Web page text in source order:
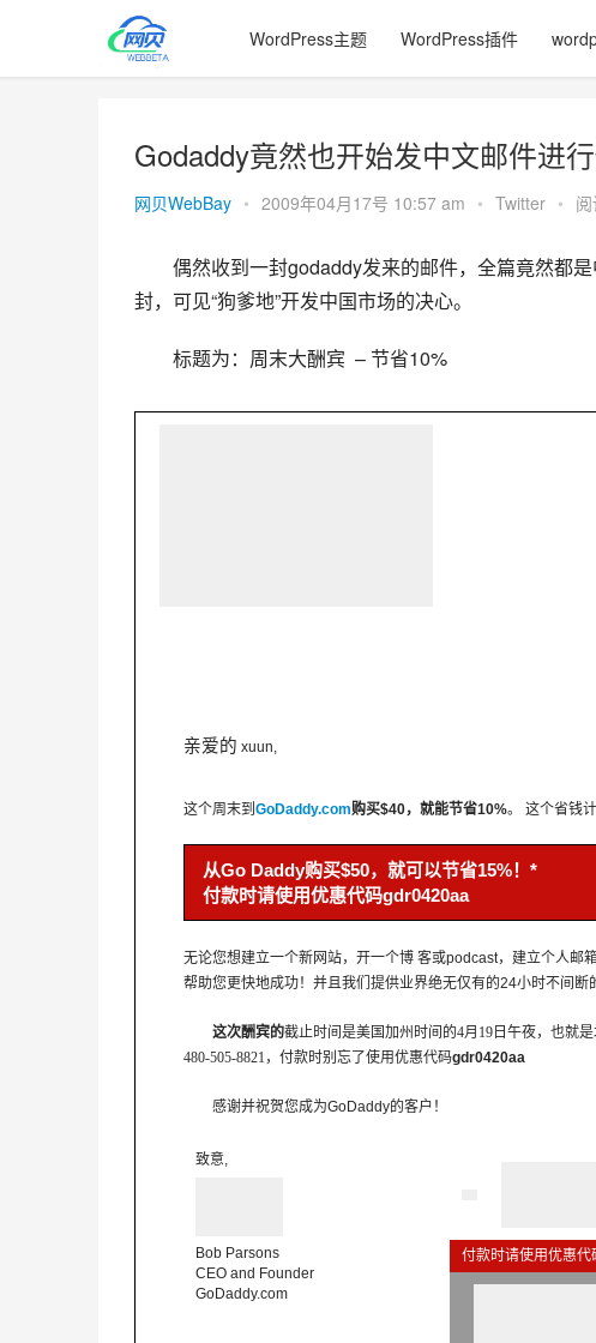
WordPress主题 WordPress插件
Godaddy竟然也开始发中文邮件进
网贝WebBay • 2009年04月17号 10:57 am • Twitter •
偶然收到一封godaddy发来的邮件，全篇竟然都
封，可见“狗爹地”开发中国市场的决心。
标题为： 周末大酬宾  – 节省10%
亲爱的 xuun,
这个周末到 GoDaddy.com购买$40，就能节省10%。 这个省钱
从Go Daddy购买$50，就可以节省15%！ *
付款时请使用优惠代码gdr0420aa
无论您想建立一个新网站，开一个博 客或podcast，建立个人邮箱
帮助您更快地成功！并且我们提供业界绝无仅有的24小时不间
这次酬宾的截止时间是美国加州时间的4月 19日午夜，也就是
480-505-8821 ， 付款时别忘了使用优惠代码gdr0420aa
感谢并祝贺您成为GoDaddy的客户！
致意,
Bob Parsons
CEO and Founder
GoDaddy.com
付款时请使用优惠代